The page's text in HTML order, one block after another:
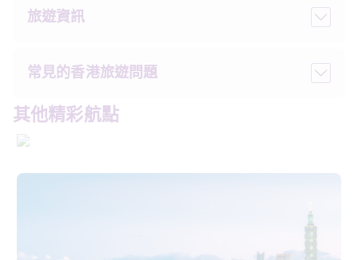
旅遊資訊
常見的香港旅遊問題
其他精彩航點